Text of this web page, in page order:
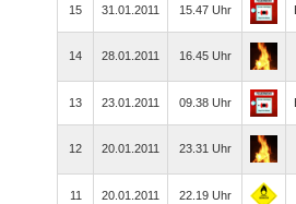
15 31.01.2011 15.47 Uhr
14 28.01.2011 16.45 Uhr
13 23.01.2011 09.38 Uhr
12 20.01.2011 23.31 Uhr
11 20.01.2011 22.19 Uhr